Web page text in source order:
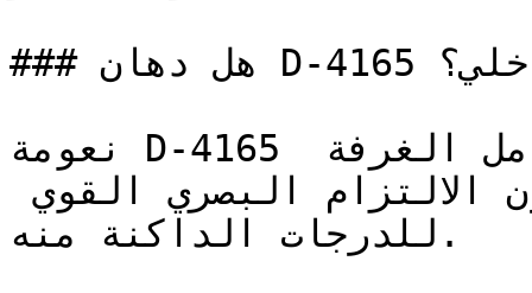
### هل دهان D-4165 خيار مناسب للتصميم الداخلي؟
نعومة D-4165 تجعل من السهل تطبيقه على كامل الغرفة
للدرجات الداكنة منه.